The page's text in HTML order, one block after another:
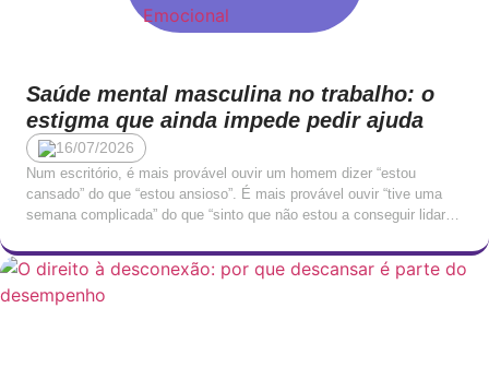
Saúde mental masculina no trabalho: o
estigma que ainda impede pedir ajuda
16/07/2026
Num escritório, é mais provável ouvir um homem dizer “estou
cansado” do que “estou ansioso”. É mais provável ouvir “tive uma
semana complicada” do que “sinto que não estou a conseguir lidar
profissional tende a ser indireta, contida, traduzida em queixas
físicas ou em irritabilidade, raramente nomeada […]